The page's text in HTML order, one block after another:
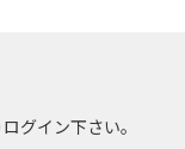
グイン下さい。